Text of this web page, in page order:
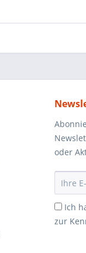
oder
Ich
zur